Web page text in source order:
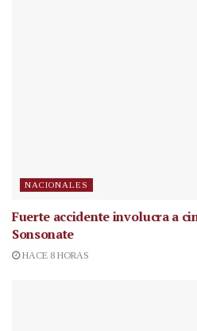
NACIONALES
Fuerte accidente involucra a
Sonsonate
HACE 8 HORAS